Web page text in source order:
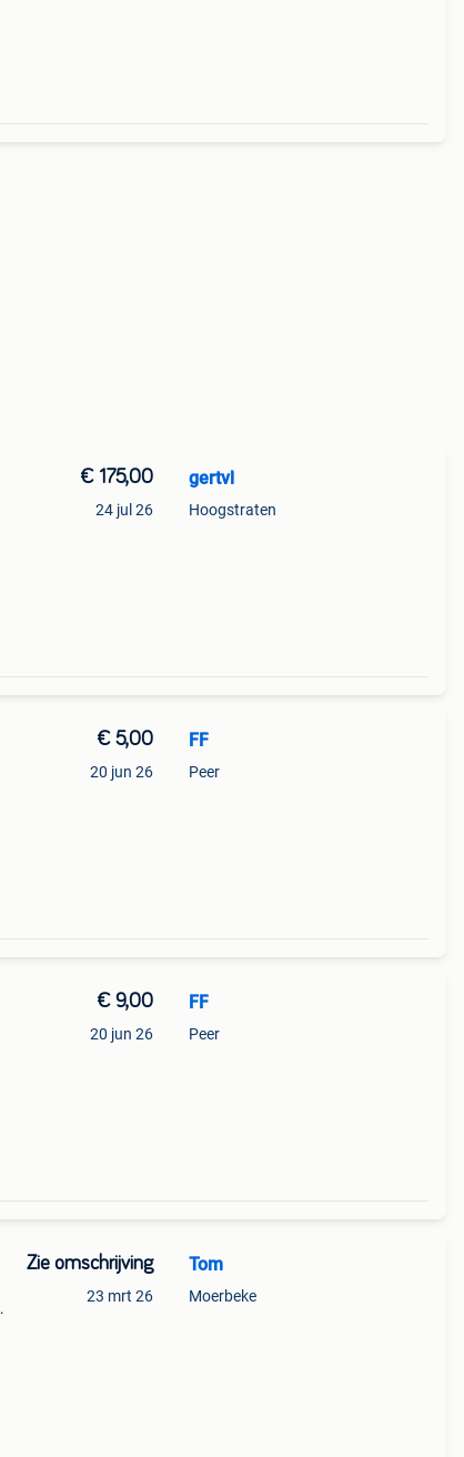
€ 175,00
24 jul 26
gertvl
Hoogstraten
€ 5,00
20 jun 26
FF
Peer
€ 9,00
20 jun 26
FF
Peer
Zie omschrijving
23 mrt 26
Tom
Moerbeke